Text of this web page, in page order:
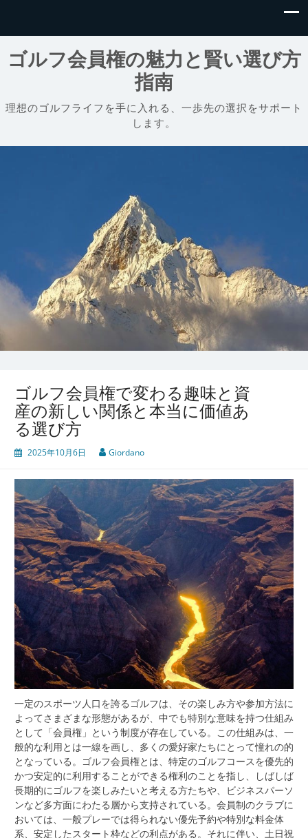
ゴルフ会員権の魅力と賢い選び方
指南
理想のゴルフライフを手に入れる、一歩先の選択をサポート
します。
ゴルフ会員権で変わる趣味と資
産の新しい関係と本当に価値あ
る選び方
2025年10月6日 Giordano
一定のスポーツ人口を誇るゴルフは、その楽しみ方や参加方法に
よってさまざまな形態があるが、中でも特別な意味を持つ仕組み
として「会員権」という制度が存在している。
この仕組みは、一
般的な利用とは一線を画し、多くの愛好家たちにとって憧れの的
となっている。ゴルフ会員権とは、特定のゴルフコースを優先的
かつ安定的に利用することができる権利のことを指し、しばしば
長期的にゴルフを楽しみたいと考える方たちや、ビジネスパーソ
ンなど多方面にわたる層から支持されている。会員制のクラブに
おいては、一般プレーでは得られない優先予約や特別な料金体
系、安定したスタート枠などの利点がある。それに伴い、土日祝